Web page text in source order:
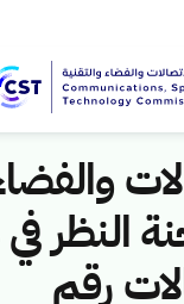
النظر
رقم